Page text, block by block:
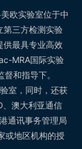
欧实验室位于中
第三方检测实验
供最具专业高效
MRA国际实验
和指导下。
室，同时，还获
、澳大利亚通信
通讯事务管理局
或地区机构的授